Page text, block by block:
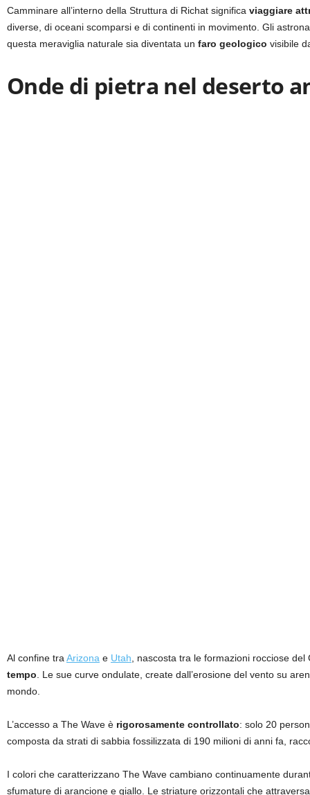
Camminare all’interno della Struttura di Richat significa viaggiare
diverse, di oceani scomparsi e di continenti in movimento. Gli
questa meraviglia naturale sia diventata un faro geologico visibile
Onde di pietra nel deserto
Al confine tra Arizona e Utah , nascosta tra le formazioni rocciose
tempo . Le sue curve ondulate, create dall’erosione del vento su
mondo.
L’accesso a The Wave è rigorosamente controllato: solo 20
composta da strati di sabbia fossilizzata di 190 milioni di anni fa,
I colori che caratterizzano The Wave cambiano continuamente
sfumature di arancione e giallo. Le striature orizzontali che